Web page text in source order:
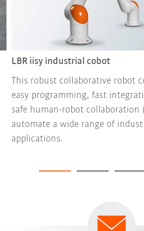
LBR iisy industrial cobot
This robust collaborative robot
easy programming, fast
safe human-robot collaboration
automate a wide range of
applications.